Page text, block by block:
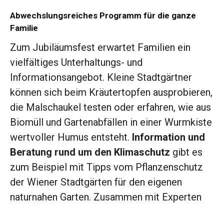
Abwechslungsreiches Programm für die ganze
Familie
Zum Jubiläumsfest erwartet Familien ein
vielfältiges Unterhaltungs- und
Informationsangebot. Kleine Stadtgärtner
können sich beim Kräutertopfen ausprobieren,
die Malschaukel testen oder erfahren, wie aus
Biomüll und Gartenabfällen in einer Wurmkiste
wertvoller Humus entsteht. Information und
Beratung rund um den Klimaschutz gibt es
zum Beispiel mit Tipps vom Pflanzenschutz
der Wiener Stadtgärten für den eigenen
naturnahen Garten. Zusammen mit Experten